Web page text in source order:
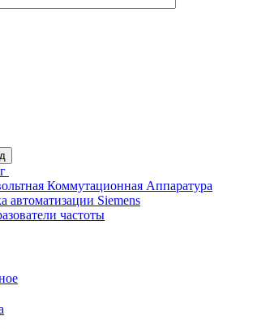
Коммутационная Аппаратура
автоматизации Siemens
частоты